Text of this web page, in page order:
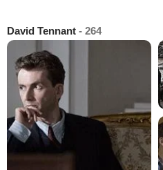
David Tennant - 264